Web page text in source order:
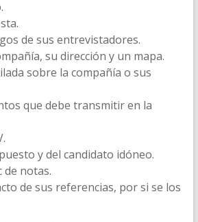
de sus entrevistadores.
su dirección y un mapa.
sobre la compañía o sus
que debe transmitir en la
y del candidato idóneo.
notas.
de sus referencias, por si se los